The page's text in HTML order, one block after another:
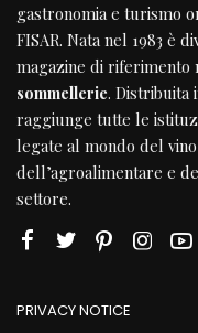
gastronomia e turismo
FISAR. Nata nel 1983 è
magazine di riferimento
sommellerie. Distribuita
raggiunge tutte le
legate al mondo del
dell’agroalimentare e
settore.
PRIVACY NOTICE